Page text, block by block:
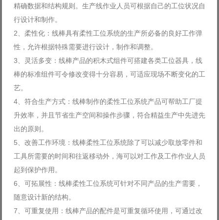
精确数据和结构规则。生产线作业人员可根据自己的工位状况自
行设计和制作。
2、柔性化：线棒具有柔性工位系统的生产所必备的良好工作弹
性，允许根据特殊需要进行设计，制作和调整。
3、灵活多变：线棒产品的积木式组件可搭建各类工位器具，线
棒的标准组件可令修改变得十分容易，可适应现场不断变化的工
艺。
4、符合生产方式：线棒制作的柔性工位系统产品可帮助工厂提
升效率，并且节省生产空间和操作步骤，符合精益生产中先进先
出的原则。
5、改善工作环境：线棒柔性工位系统除了可以减少取放零件和
工具所需要的时间和往返移动外，海可以对工作及工作作业人员
起到保护作用。
6、可拓展性：线棒柔性工位系统可针对不同产品的生产需要，
随意设计新的结构。
7、可重复使用：线棒产品的配件是可重复循环使用，可通过改
Log in with Facebook
Forgot your password?
Forgot your username?